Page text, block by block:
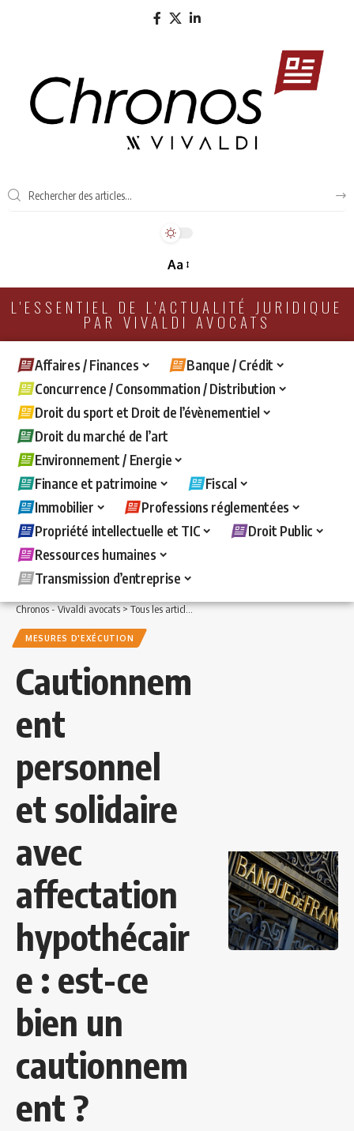
Aa
L'ESSENTIEL DE L'ACTUALITÉ JURIDIQUE
PAR VIVALDI AVOCATS
Affaires / Finances
Banque / Crédit
Concurrence / Consommation / Distribution
Droit du sport et Droit de l’évènementiel
Droit du marché de l’art
Environnement / Energie
Finance et patrimoine
Fiscal
Immobilier
Professions réglementées
Propriété intellectuelle et TIC
Droit Public
Ressources humaines
Transmission d’entreprise
Chronos - Vivaldi avocats>Tous les articles >Banque / Crédit>Mesures
MESURES D'EXÉCUTION
Cautionnem
ent
personnel
et solidaire
avec
affectation
hypothécair
e : est-ce
bien un
cautionnem
ent ?